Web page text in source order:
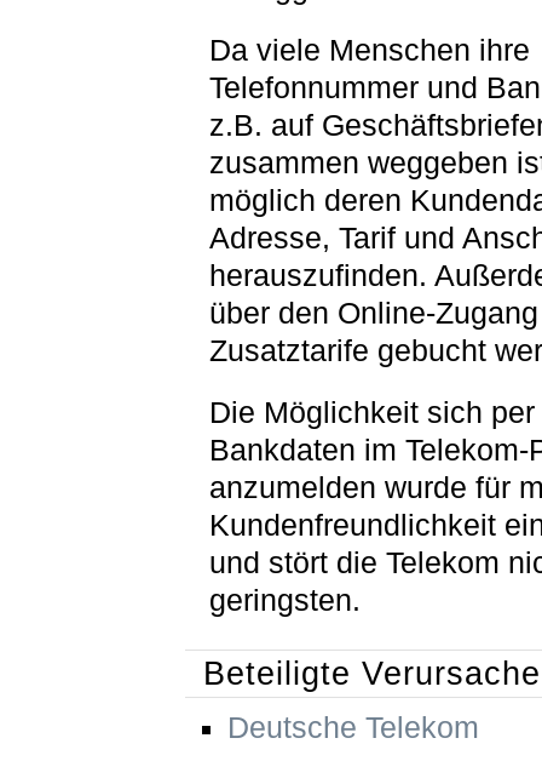
Da viele Menschen ihre
Telefonnummer und
z.B. auf
zusammen weggeben
möglich deren
Adresse, Tarif und
herauszufinden.
über den Online-Zugang
Zusatztarife gebucht
Die Möglichkeit sich per
Bankdaten im Telekom-
anzumelden wurde für
Kundenfreundlichkeit
und stört die Telekom
geringsten.
Beteiligte
Deutsche Telekom